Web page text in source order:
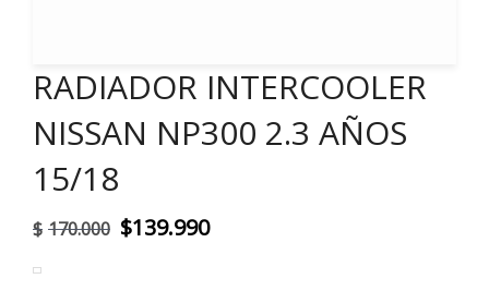
RADIADOR INTERCOOLER
NISSAN NP300 2.3 AÑOS
15/18
$ 170.000 El
$139.990El